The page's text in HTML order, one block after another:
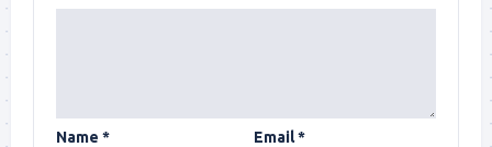
Name * Email*